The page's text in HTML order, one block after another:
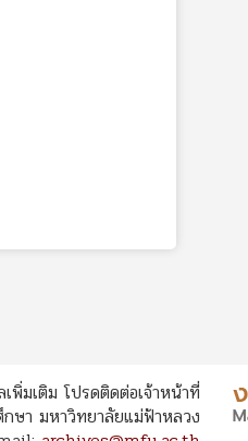
พิ่มเติม โปรดติดต่อเจ้าหน้าที่
ษา มหาวิทยาลัยแม่ฟ้าหลวง